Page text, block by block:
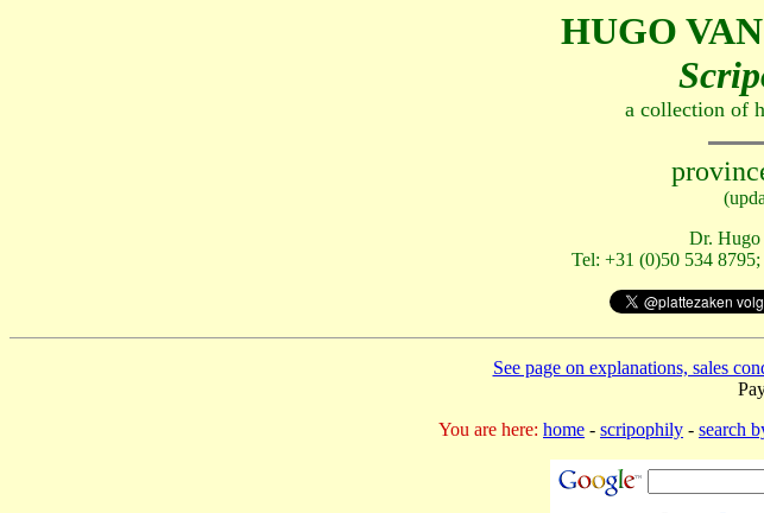
HUGO
a collection of
Dr. Hugo
Tel: +31 (0)50 534 8795;
See page on explanations, sales
You are here: home - scripophily - search